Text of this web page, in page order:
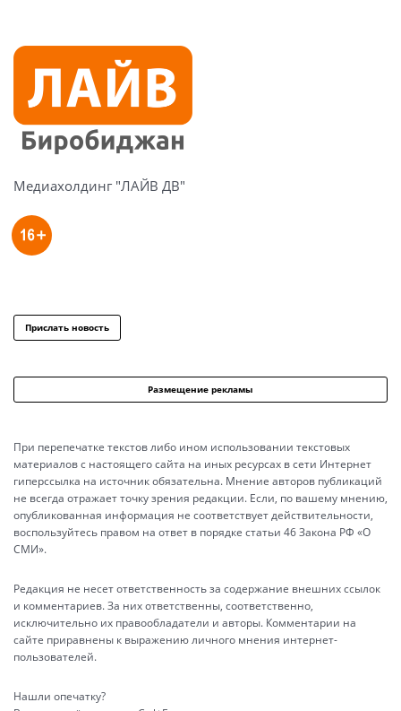
Медиахолдинг "ЛАЙВ ДВ"
Прислать новость
Размещение рекламы
При перепечатке текстов либо ином использовании текстовых
материалов с настоящего сайта на иных ресурсах в сети Интернет
гиперссылка на источник обязательна. Мнение авторов публикаций
не всегда отражает точку зрения редакции. Если, по вашему мнению,
опубликованная информация не соответствует действительности,
воспользуйтесь правом на ответ в порядке статьи 46 Закона РФ «О
СМИ».
Редакция не несет ответственность за содержание внешних ссылок
и комментариев. За них ответственны, соответственно,
исключительно их правообладатели и авторы. Комментарии на
сайте приравнены к выражению личного мнения интернет-
пользователей.
Нашли опечатку?